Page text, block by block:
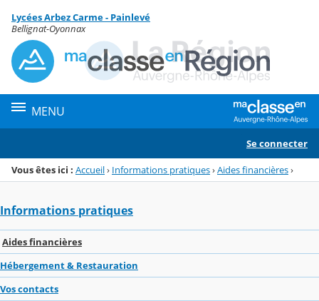
Menu de la rubrique
Contenu
Lycées Arbez Carme - Painlevé
Bellignat-Oyonnax
MENU
Se connecter
Vous êtes ici : Accueil› Informations pratiques›Aides financières›
Informations pratiques
Aides financières
Hébergement & Restauration
Vos contacts